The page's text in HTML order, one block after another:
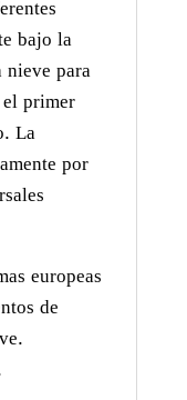
bajo la
para
primer
La
por
europeas
de